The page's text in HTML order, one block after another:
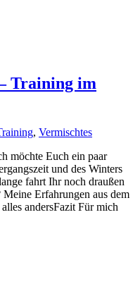
Training im
, Vermischtes
möchte Euch ein paar
und des Winters
fahrt Ihr noch draußen
Erfahrungen aus dem
andersFazit Für mich